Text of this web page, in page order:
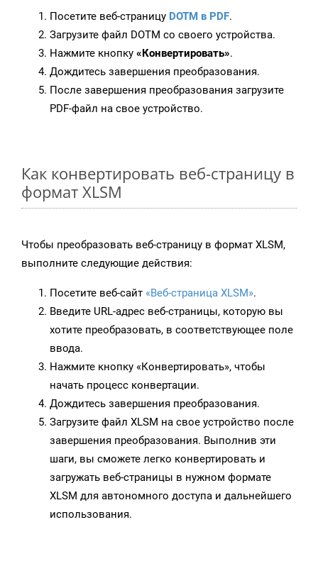
Посетите веб-страницу DOTM в PDF.
Загрузите файл DOTM со своего устройства.
Нажмите кнопку «Конвертировать».
Дождитесь завершения преобразования.
После завершения преобразования загрузите
PDF-файл на свое устройство.
Как конвертировать веб-страницу в
формат XLSM
Чтобы преобразовать веб-страницу в формат XLSM,
выполните следующие действия:
Посетите веб-сайт «Веб-страница XLSM».
Введите URL-адрес веб-страницы, которую вы
хотите преобразовать, в соответствующее поле
ввода.
Нажмите кнопку «Конвертировать», чтобы
начать процесс конвертации.
Дождитесь завершения преобразования.
Загрузите файл XLSM на свое устройство после
завершения преобразования. Выполнив эти
шаги, вы сможете легко конвертировать и
загружать веб-страницы в нужном формате
XLSM для автономного доступа и дальнейшего
использования.